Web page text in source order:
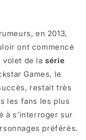
en 2013,
ont commencé
volet de lasérie
Games, le
restait très
les fans les plus
à s'interroger sur
préférés.